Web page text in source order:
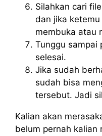
Silahkan cari
dan jika
membuka atau
Tunggu sampai
selesai.
Jika sudah
sudah bisa
tersebut. Jadi
Kalian akan
belum pernah kalian